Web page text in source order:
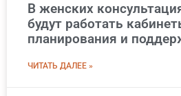
В женских
будут работать
планирования и
ЧИТАТЬ ДАЛЕЕ »